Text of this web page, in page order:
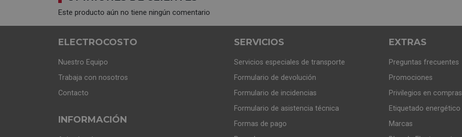
Este producto aún no tiene ningún comentario
ELECTROCOSTO
Nuestro Equipo
Trabaja con nosotros
Contacto
INFORMACIÓN
SERVICIOS
Servicios especiales de transporte
Formulario de devolución
Formulario de incidencias
Formulario de asistencia técnica
Formas de pago
EXTRAS
Preguntas frecuentes
Promociones
Privilegios en compras
Etiquetado energético
Marcas